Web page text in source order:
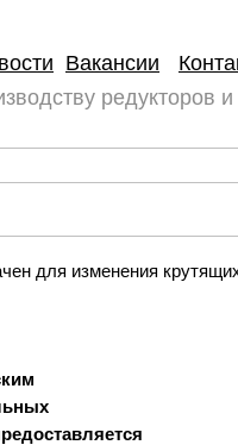
Вакансии
редукторов
для изменения